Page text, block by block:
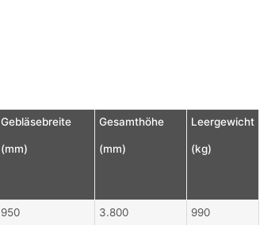
Gebläsebreite
(mm)
Gesamthöhe
(mm)
Leergewicht
(kg)
950 3.800 990